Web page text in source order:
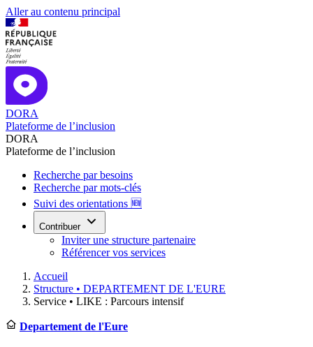
Aller au contenu principal
DORA
Plateforme de l’inclusion
DORA
Plateforme de l’inclusion
Recherche par besoins
Recherche par mots-clés
Suivi des orientations 🆕
Contribuer
Inviter une structure partenaire
Référencer vos services
Accueil
Structure • DEPARTEMENT DE L'EURE
Service • LIKE : Parcours intensif
Departement de l'Eure